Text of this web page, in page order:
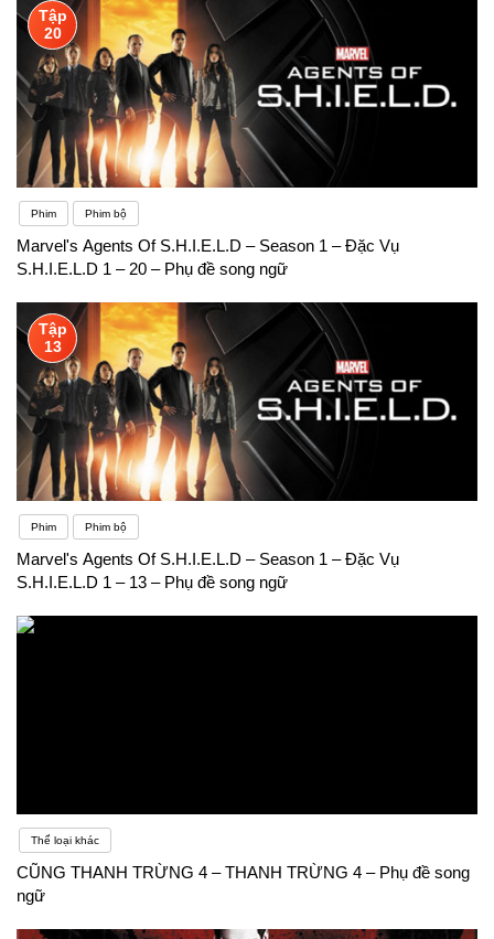
Tập
20
Phim Phim bộ
Marvel's Agents Of S.H.I.E.L.D – Season 1 – Đặc Vụ
S.H.I.E.L.D 1 – 20 – Phụ đề song ngữ
Tập
13
Phim Phim bộ
Marvel's Agents Of S.H.I.E.L.D – Season 1 – Đặc Vụ
S.H.I.E.L.D 1 – 13 – Phụ đề song ngữ
Thể loại khác
CŨNG THANH TRỪNG 4 – THANH TRỪNG 4 – Phụ đề song
ngữ